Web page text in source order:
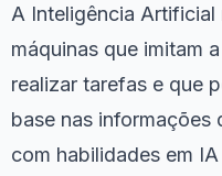
A Inteligência Artificial
máquinas que imitam
realizar tarefas e que
base nas informações
com habilidades em